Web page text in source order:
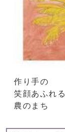
作り手の
笑顔あふれる
農のまち